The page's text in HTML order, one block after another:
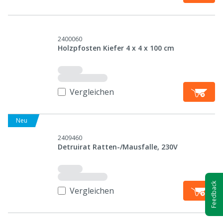
2400060
Holzpfosten Kiefer 4 x 4 x 100 cm
Vergleichen
Neu
2409460
Detruirat Ratten-/Mausfalle, 230V
Vergleichen Feedback